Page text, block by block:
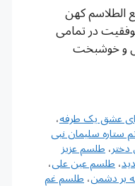
الطلاسم کهن
در تمامی
و خوشبخت
عشق یک طرفه،
ستاره سلیمان نبی
،طلسم عزیز
،طلسم عین علی،
بر دشمن،طلسم غم